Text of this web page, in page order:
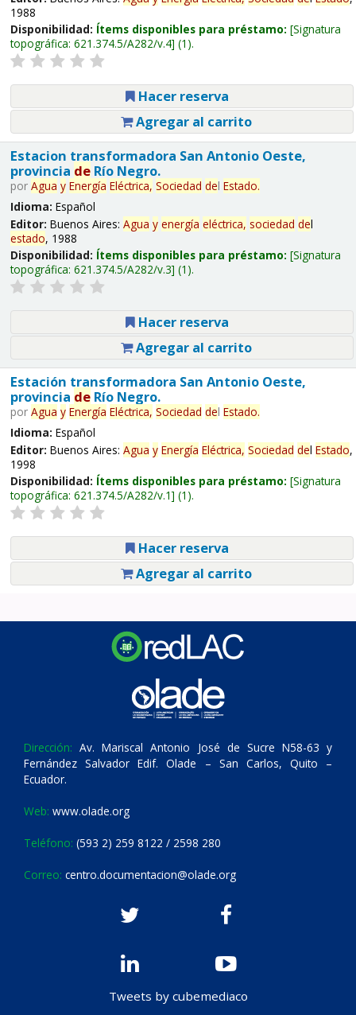
1988
Disponibilidad: Ítems disponibles para préstamo: Signatura
topográfica: 621.374.5/A282/v.4 (1).
Hacer reserva
Agregar al carrito
Estacion transformadora San Antonio Oeste,
provincia deRío Negro.
por Agua y Energía Eléctrica, Sociedad del Estado.
Idioma: Español
Editor: Buenos Aires: Agua y energía eléctrica, sociedad del
estado, 1988
Disponibilidad: Ítems disponibles para préstamo: Signatura
topográfica: 621.374.5/A282/v.3 (1).
Hacer reserva
Agregar al carrito
Estación transformadora San Antonio Oeste,
provincia deRío Negro.
por Agua y Energía Eléctrica, Sociedad del Estado.
Idioma: Español
Editor: Buenos Aires: Agua y Energía Eléctrica, Sociedad del Estado,
1998
Disponibilidad: Ítems disponibles para préstamo: Signatura
topográfica: 621.374.5/A282/v.1 (1).
Hacer reserva
Agregar al carrito
Dirección: Av. Mariscal Antonio José de Sucre N58-63 y
Fernández Salvador Edif. Olade – San Carlos, Quito –
Ecuador.
Web: www.olade.org
Teléfono: (593 2) 259 8122 / 2598 280
Correo: centro.documentacion@olade.org
Tweets by cubemediaco